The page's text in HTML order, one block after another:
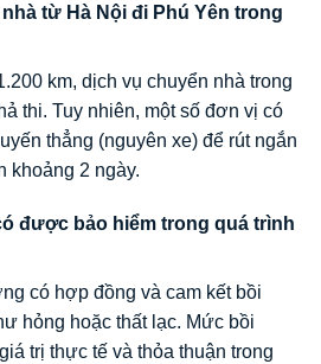
từ Hà Nội đi Phú Yên trong
km, dịch vụ chuyển nhà trong
thi. Tuy nhiên, một số đơn vị có
thẳng (nguyên xe) để rút ngắn
khoảng 2 ngày.
được bảo hiểm trong quá trình
có hợp đồng và cam kết bồi
hỏng hoặc thất lạc. Mức bồi
trị thực tế và thỏa thuận trong